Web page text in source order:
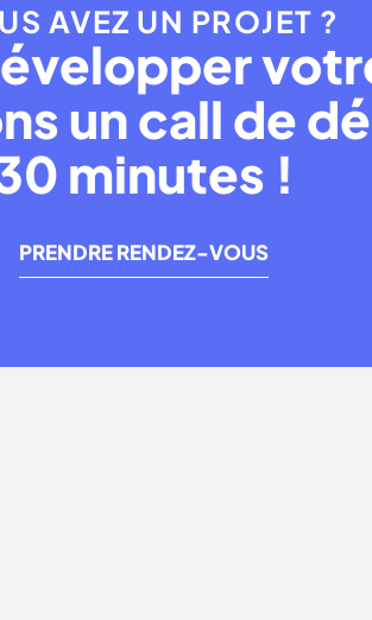
AVEZ UN PROJET ?
un call de
minutes !
PRENDRE RENDEZ-VOUS